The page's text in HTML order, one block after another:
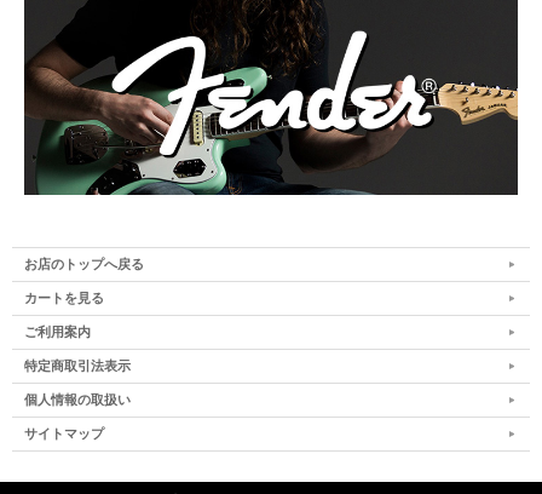
お店のトップへ戻る
カートを見る
ご利用案内
特定商取引法表示
個人情報の取扱い
サイトマップ